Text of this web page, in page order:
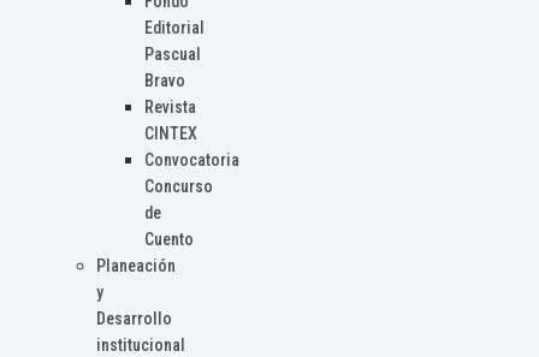
Editorial
Pascual
Bravo
Revista
CINTEX
Convocatoria
Concurso
de
Cuento
Planeación
y
Desarrollo
institucional